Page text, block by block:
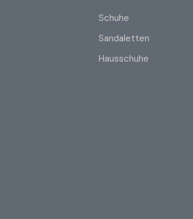
Schuhe
Sandaletten
Hausschuhe